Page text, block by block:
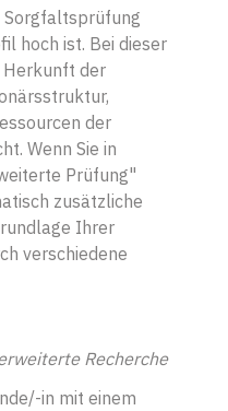
Sorgfaltsprüfung
hoch ist. Bei dieser
Herkunft der
der
Wenn Sie in
Prüfung"
zusätzliche
Ihrer
verschiedene
Recherche
in mit einem